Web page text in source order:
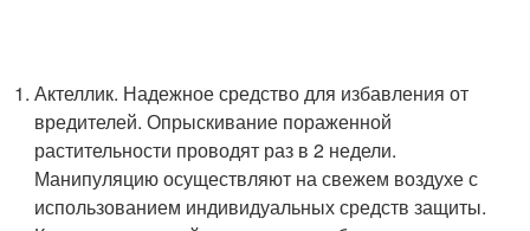
Актеллик. Надежное средство для избавления от
вредителей. Опрыскивание пораженной
растительности проводят раз в 2 недели.
Манипуляцию осуществляют на свежем воздухе с
использованием индивидуальных средств защиты.